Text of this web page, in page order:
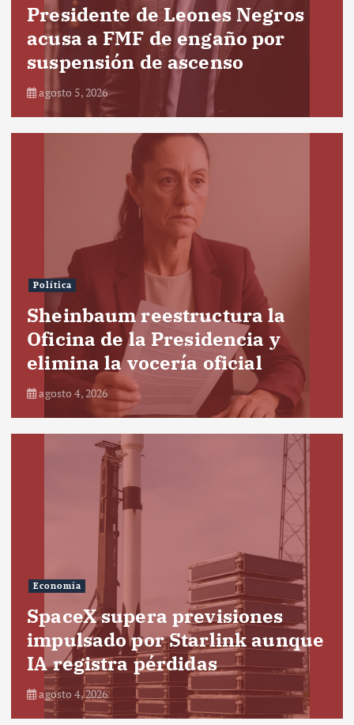
Presidente de Leones Negros
acusa a FMF de engaño por
suspensión de ascenso
agosto 5, 2026
Política
Sheinbaum reestructura la
Oficina de la Presidencia y
elimina la vocería oficial
agosto 4, 2026
Economía
SpaceX supera previsiones
impulsado por Starlink aunque
IA registra pérdidas
agosto 4, 2026